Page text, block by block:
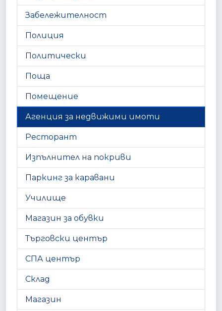
Забележителност
Полиция
Политически
Поща
Помещение
Агенция за недвижими имоти
Ресторант
Изпълнител на покриви
Паркинг за каравани
Училище
Магазин за обувки
Търговски център
СПА център
Склад
Магазин